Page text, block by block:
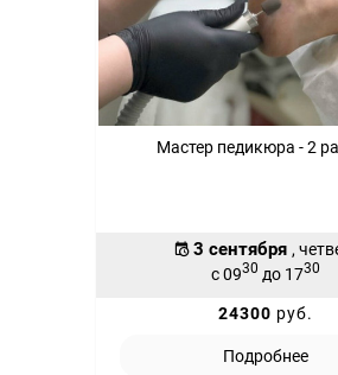
Мастер педикюра - 2
3 сентября ,
с 0930 до 1730
24300 руб.
Подробнее